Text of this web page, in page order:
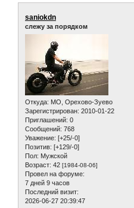
saniokdn
слежу за порядком
Откуда: МО, Орехово-Зуево
Зарегистрирован: 2010-01-22
Приглашений: 0
Сообщений: 768
Уважение: [+25/-0]
Позитив: [+129/-0]
Пол: Мужской
Возраст: 42 [1984-08-06]
Провел на форуме:
7 дней 9 часов
Последний визит:
2026-06-27 20:39:47